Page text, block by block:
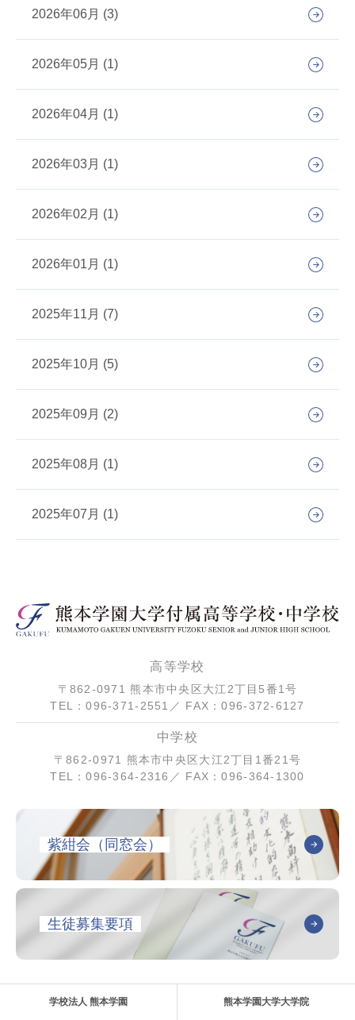
2026年06月 (3)
2026年05月 (1)
2026年04月 (1)
2026年03月 (1)
2026年02月 (1)
2026年01月 (1)
2025年11月 (7)
2025年10月 (5)
2025年09月 (2)
2025年08月 (1)
2025年07月 (1)
高等学校
〒862-0971 熊本市中央区大江2丁目5番1号
TEL：096-371-2551／ FAX：096-372-6127
中学校
〒862-0971 熊本市中央区大江2丁目1番21号
TEL：096-364-2316／ FAX：096-364-1300
紫紺会（同窓会）
生徒募集要項
学校法人 熊本学園 熊本学園大学大学院